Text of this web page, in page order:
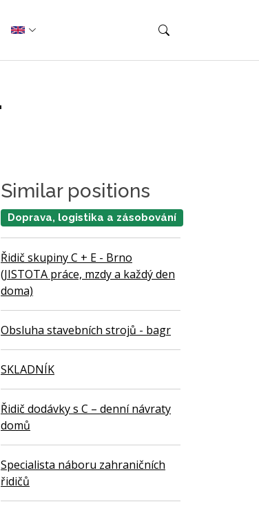
Similar positions
Doprava, logistika a zásobování
Řidič skupiny C + E - Brno
(JISTOTA práce, mzdy a každý den
doma)
Obsluha stavebních strojů - bagr
SKLADNÍK
Řidič dodávky s C – denní návraty
domů
Specialista náboru zahraničních
řidičů